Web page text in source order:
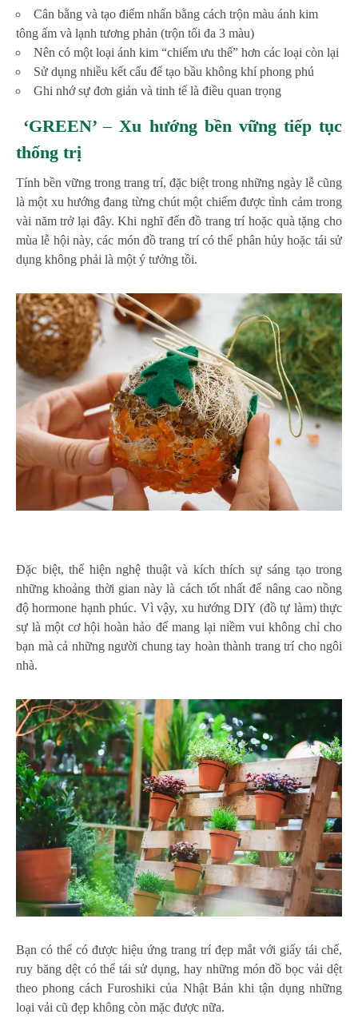
Cân bằng và tạo điểm nhấn bằng cách trộn màu ánh kim
tông ấm và lạnh tương phản (trộn tối đa 3 màu)
Nên có một loại ánh kim “chiếm ưu thế” hơn các loại còn lại
Sử dụng nhiều kết cấu để tạo bầu không khí phong phú
Ghi nhớ sự đơn giản và tinh tế là điều quan trọng
‘GREEN’–Xu hướng bền vững tiếp tục
thống trị
Tính bền vững trong trang trí, đặc biệt trong những ngày lễ cũng
là một xu hướng đang từng chút một chiếm được tình cảm trong
vài năm trở lại đây. Khi nghĩ đến đồ trang trí hoặc quà tặng cho
mùa lễ hội này, các món đồ trang trí có thể phân hủy hoặc tái sử
dụng không phải là một ý tưởng tồi.
Đặc biệt, thể hiện nghệ thuật và kích thích sự sáng tạo trong
những khoảng thời gian này là cách tốt nhất để nâng cao nồng
độ hormone hạnh phúc. Vì vậy, xu hướng DIY (đồ tự làm) thực
sự là một cơ hội hoàn hảo để mang lại niềm vui không chỉ cho
bạn mà cả những người chung tay hoàn thành trang trí cho ngôi
nhà.
Bạn có thể có được hiệu ứng trang trí đẹp mắt với giấy tái chế,
ruy băng dệt có thể tái sử dụng, hay những món đồ bọc vải dệt
theo phong cách Furoshiki của Nhật Bản khi tận dụng những
loại vải cũ đẹp không còn mặc được nữa.